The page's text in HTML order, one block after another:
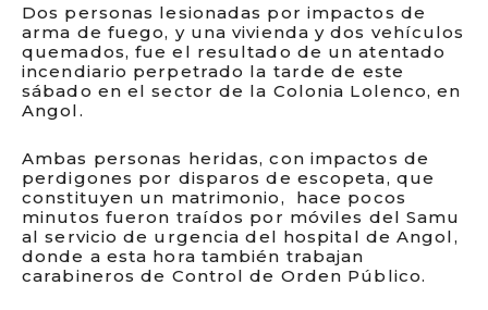
Dos personas lesionadas por impactos de
arma de fuego, y una vivienda y dos vehículos
quemados, fue el resultado de un atentado
incendiario perpetrado la tarde de este
sábado en el sector de la Colonia Lolenco, en
Angol.
Ambas personas heridas, con impactos de
perdigones por disparos de escopeta, que
constituyen un matrimonio, hace pocos
minutos fueron traídos por móviles del Samu
al servicio de urgencia del hospital de Angol,
donde a esta hora también trabajan
carabineros de Control de Orden Público.